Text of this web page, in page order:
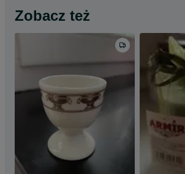
Zobacz też